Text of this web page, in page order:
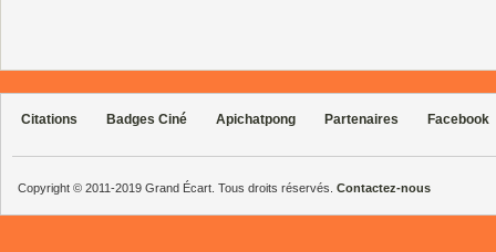
Citations Badges Ciné Apichatpong Partenaires Facebook
Copyright © 2011-2019 Grand Écart. Tous droits réservés. Contactez-nous